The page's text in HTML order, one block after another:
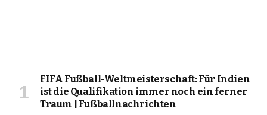
FIFA Fußball-Weltmeisterschaft: Für Indien
ist die Qualifikation immer noch ein ferner
Traum | Fußballnachrichten